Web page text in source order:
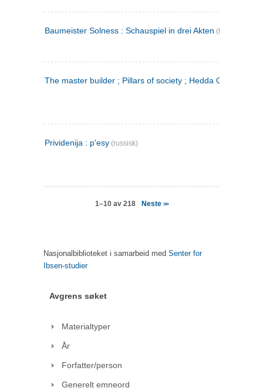
Baumeister Solness : Schauspiel in drei Akten (tysk)
The master builder ; Pillars of society ; Hedda Gabler
Prividenija : p'esy (russisk)
1–10 av 218 Neste >>
Nasjonalbiblioteket i samarbeid med Senter for
Ibsen-studier
Avgrens søket
Materialtyper
År
Forfatter/person
Generelt emneord